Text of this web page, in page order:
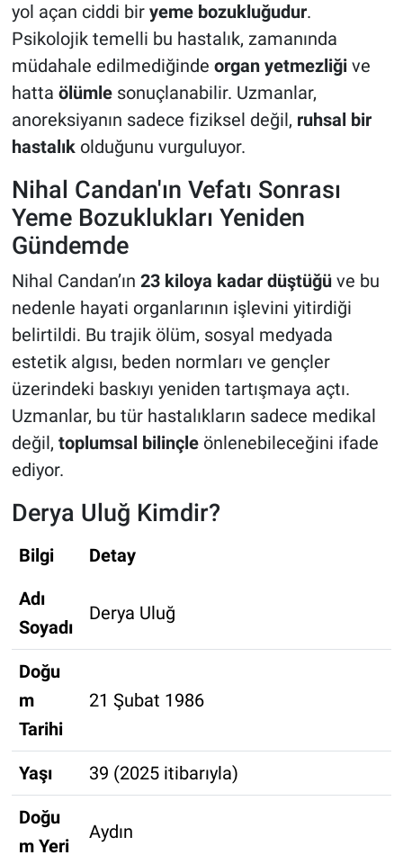
yol açan ciddi bir yeme bozukluğudur.
Psikolojik temelli bu hastalık, zamanında
müdahale edilmediğinde organ yetmezliğive
hatta ölümlesonuçlanabilir. Uzmanlar,
anoreksiyanın sadece fiziksel değil, ruhsal bir
hastalıkolduğunu vurguluyor.
Nihal Candan'ın Vefatı Sonrası
Yeme Bozuklukları Yeniden
Gündemde
Nihal Candan’ın 23 kiloya kadar düştüğüve bu
nedenle hayati organlarının işlevini yitirdiği
belirtildi. Bu trajik ölüm, sosyal medyada
estetik algısı, beden normları ve gençler
üzerindeki baskıyı yeniden tartışmaya açtı.
Uzmanlar, bu tür hastalıkların sadece medikal
değil, toplumsal bilinçleönlenebileceğini ifade
ediyor.
Derya Uluğ Kimdir?
Bilgi
Detay
Adı
Soyadı
Derya Uluğ
Doğu
m
Tarihi
21 Şubat 1986
Yaşı 39 (2025 itibarıyla)
Doğu
m Yeri
Aydın